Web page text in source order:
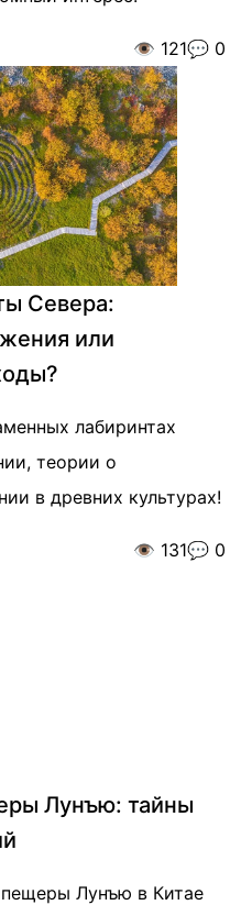
👁️ 121💬 0
Севера:
или
лабиринтах
теории о
в древних культурах!
👁️ 131💬 0
Лунъю: тайны
пещеры Лунъю в Китае